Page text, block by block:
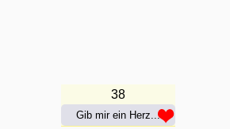
38
Gib mir ein Herz...